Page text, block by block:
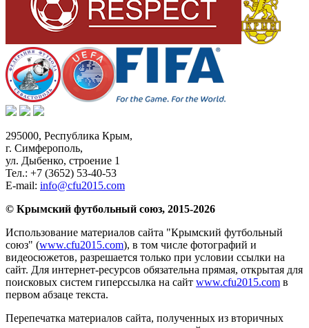
295000, Республика Крым,
г. Симферополь,
ул. Дыбенко, строение 1
Тел.: +7 (3652) 53-40-53
E-mail: info@cfu2015.com
© Крымский футбольный союз, 2015-2026
Использование материалов сайта "Крымский футбольный
союз" (www.cfu2015.com), в том числе фотографий и
видеосюжетов, разрешается только при условии ссылки на
сайт. Для интернет-ресурсов обязательна прямая, открытая для
поисковых систем гиперссылка на сайт www.cfu2015.com в
первом абзаце текста.
Перепечатка материалов сайта, полученных из вторичных